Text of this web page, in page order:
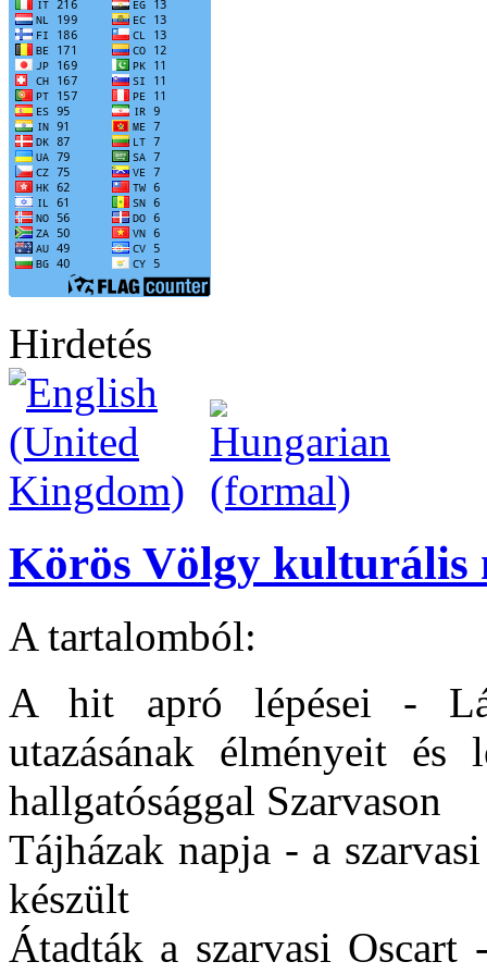
Hirdetés
Körös Völgy kulturális
A tartalomból:
A hit apró lépései -
utazásának élményeit
hallgatósággal Szarvason
Tájházak napja - a
készült
Átadták a szarvasi